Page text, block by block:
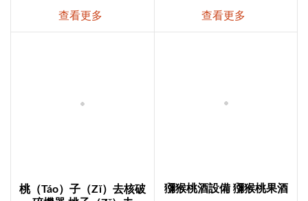
查看更多
查看更多
桃（táo）子（zǐ）去核破
獼猴桃酒設備 獼猴桃果酒